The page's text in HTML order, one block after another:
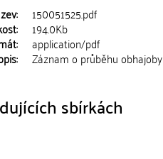
150051525.pdf
194.0Kb
application/pdf
Záznam o průběhu obhajoby
sbírkách